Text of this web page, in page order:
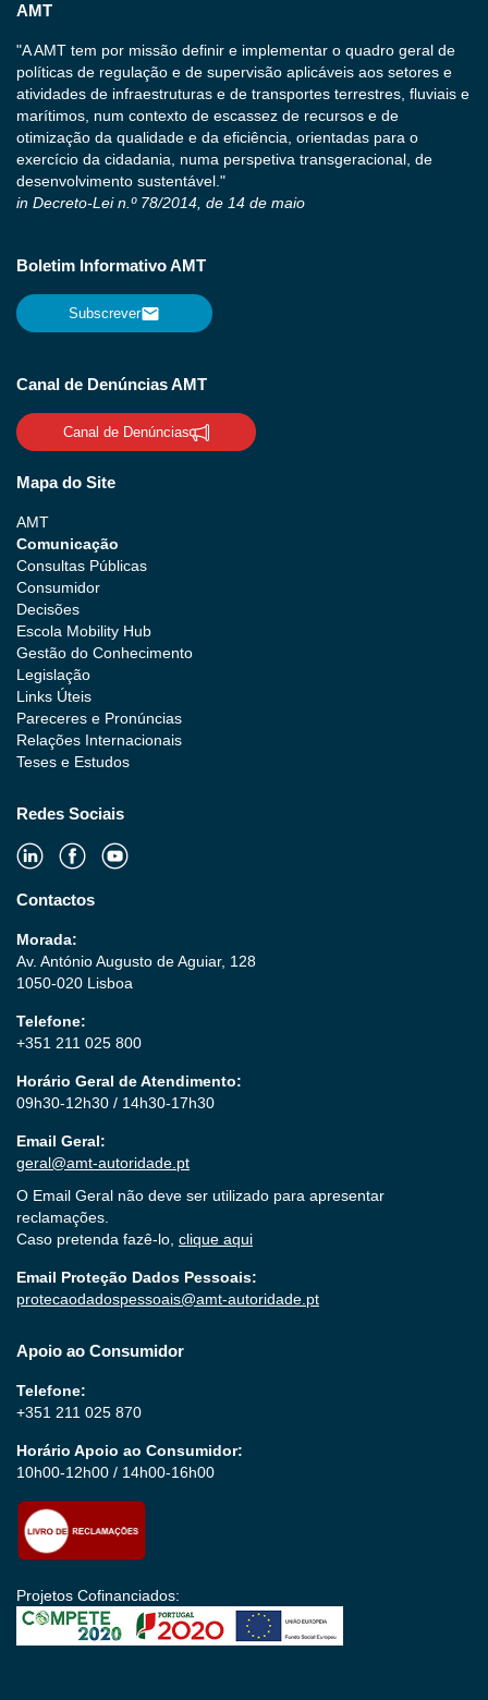
AMT
"A AMT tem por missão definir e implementar o quadro geral de
políticas de regulação e de supervisão aplicáveis aos setores e
atividades de infraestruturas e de transportes terrestres, fluviais e
marítimos, num contexto de escassez de recursos e de
otimização da qualidade e da eficiência, orientadas para o
exercício da cidadania, numa perspetiva transgeracional, de
desenvolvimento sustentável."
in Decreto-Lei n.º 78/2014, de 14 de maio
Boletim Informativo AMT
Subscrever
Canal de Denúncias AMT
Canal de Denúncias
Mapa do Site
AMT
Comunicação
Consultas Públicas
Consumidor
Decisões
Escola Mobility Hub
Gestão do Conhecimento
Legislação
Links Úteis
Pareceres e Pronúncias
Relações Internacionais
Teses e Estudos
Redes Sociais
Contactos
Morada:
Av. António Augusto de Aguiar, 128
1050-020 Lisboa
Telefone:
+351 211 025 800
Horário Geral de Atendimento:
09h30-12h30 / 14h30-17h30
Email Geral:
geral@amt-autoridade.pt
O Email Geral não deve ser utilizado para apresentar
reclamações.
Caso pretenda fazê-lo, clique aqui
Email Proteção Dados Pessoais:
protecaodadospessoais@amt-autoridade.pt
Apoio ao Consumidor
Telefone:
+351 211 025 870
Horário Apoio ao Consumidor:
10h00-12h00 / 14h00-16h00
Projetos Cofinanciados: